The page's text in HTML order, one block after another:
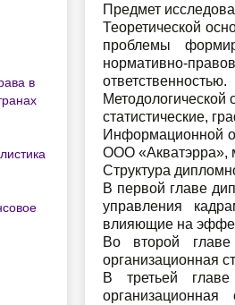
в
Предмет
Теоретической
проблемы
нормативно-
ответственностью.
Методологической
статистические,
Информационной
ООО «Акватэрра»,
Структура
В первой главе
управления
влияющие на
Во второй
организационная
В третьей